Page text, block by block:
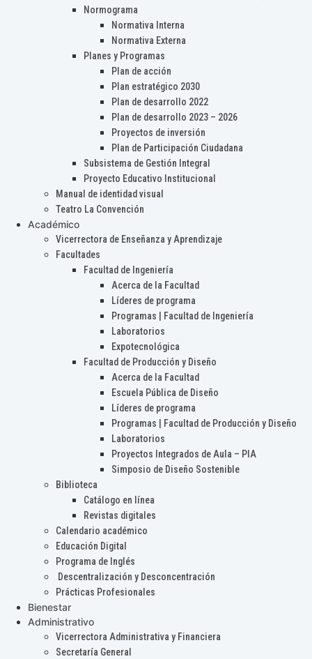
Normograma
Normativa Interna
Normativa Externa
Planes y Programas
Plan de acción
Plan estratégico 2030
Plan de desarrollo 2022
Plan de desarrollo 2023 – 2026
Proyectos de inversión
Plan de Participación Ciudadana
Subsistema de Gestión Integral
Proyecto Educativo Institucional
Manual de identidad visual
Teatro La Convención
Académico
Vicerrectora de Enseñanza y Aprendizaje
Facultades
Facultad de Ingeniería
Acerca de la Facultad
Líderes de programa
Programas | Facultad de Ingeniería
Laboratorios
Expotecnológica
Facultad de Producción y Diseño
Acerca de la Facultad
Escuela Pública de Diseño
Líderes de programa
Programas | Facultad de Producción y Diseño
Laboratorios
Proyectos Integrados de Aula – PIA
Simposio de Diseño Sostenible
Biblioteca
Catálogo en línea
Revistas digitales
Calendario académico
Educación Digital
Programa de Inglés
Descentralización y Desconcentración
Prácticas Profesionales
Bienestar
Administrativo
Vicerrectora Administrativa y Financiera
Secretaría General